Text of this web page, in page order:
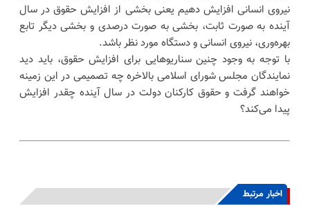
نیروی انسانی افزایش دهیم یعنی بخشی از افزایش حقوق در سال
آینده به صورت ثابت، بخشی به صورت درصدی و بخشی دیگر تابع
بهره‌وری، نیروی انسانی و دستگاه مورد نظر باشد.
با توجه به وجود چنین سناریوهایی برای افزایش حقوق، باید دید
نمایندگان مجلس شورای اسلامی بالاخره چه تصمیمی در این زمینه
خواهند گرفت و حقوق کارکنان دولت در سال آینده چقدر افزایش
پیدا می‌کند؟
اخبار مرتبط